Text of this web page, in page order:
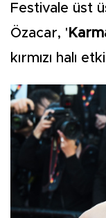
Festivale üst
Özacar, '
kırmızı halı